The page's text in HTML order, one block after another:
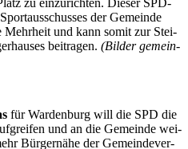
der Gemein­de
Mehr­heit und kann somit zur Stei­
bei­tra­gen. (Bil­der gemein­
für War­den­burg will die SPD die
und an die Gemein­de wei­
Bür­ger­nä­he der Gemein­de­ver­